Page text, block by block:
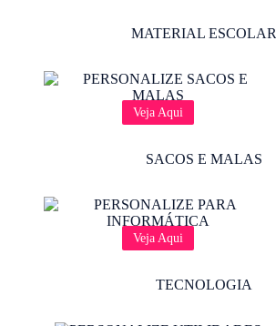
MATERIAL ESCOLAR
Veja Aqui
SACOS E MALAS
Veja Aqui
TECNOLOGIA